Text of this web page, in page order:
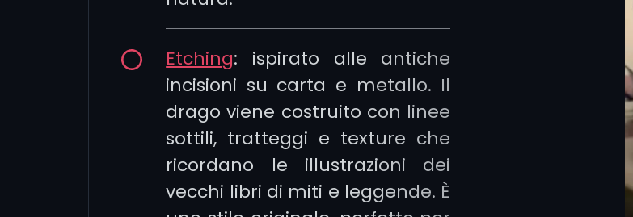
Etching: ispirato alle antiche
incisioni su carta e metallo. Il
drago viene costruito con linee
sottili, tratteggi e texture che
ricordano le illustrazioni dei
vecchi libri di miti e leggende. È